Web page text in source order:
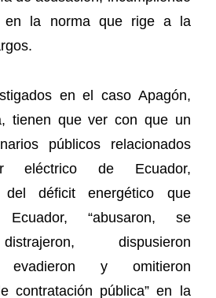
en la norma que rige a la
en el caso Apagón,
tienen que ver con que un
públicos relacionados
eléctrico de Ecuador,
del déficit energético que
“abusaron, se
dispusieron
evadieron y omitieron
contratación pública” en la